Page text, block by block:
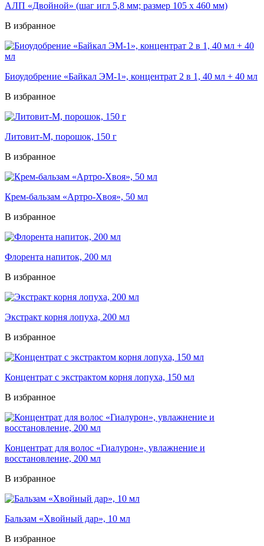
АЛП «Двойной» (шаг игл 5,8 мм; размер 105 х 460 мм)
В избранное
Биоудобрение «Байкал ЭМ-1», концентрат 2 в 1, 40 мл + 40 мл
В избранное
Литовит-М, порошок, 150 г
В избранное
Крем-бальзам «Артро-Хвоя», 50 мл
В избранное
Флорента напиток, 200 мл
В избранное
Экстракт корня лопуха, 200 мл
В избранное
Концентрат с экстрактом корня лопуха, 150 мл
В избранное
Концентрат для волос «Гиалурон», увлажнение и
восстановление, 200 мл
В избранное
Бальзам «Хвойный дар», 10 мл
В избранное